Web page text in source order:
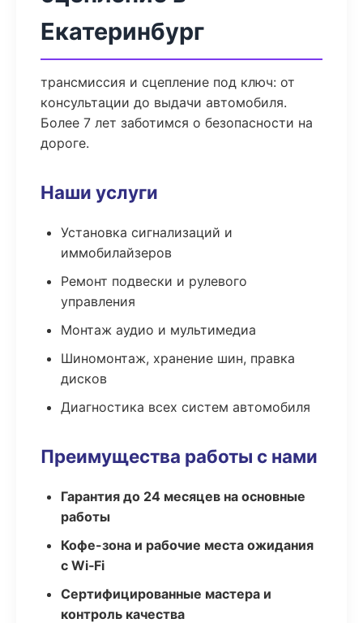
Екатеринбург
трансмиссия и сцепление под ключ: от
консультации до выдачи автомобиля.
Более 7 лет заботимся о безопасности на
дороге.
Наши услуги
Установка сигнализаций и
иммобилайзеров
Ремонт подвески и рулевого
управления
Монтаж аудио и мультимедиа
Шиномонтаж, хранение шин, правка
дисков
Диагностика всех систем автомобиля
Преимущества работы с нами
Гарантия до 24 месяцев на основные
работы
Кофе-зона и рабочие места ожидания
с Wi‑Fi
Сертифицированные мастера и
контроль качества